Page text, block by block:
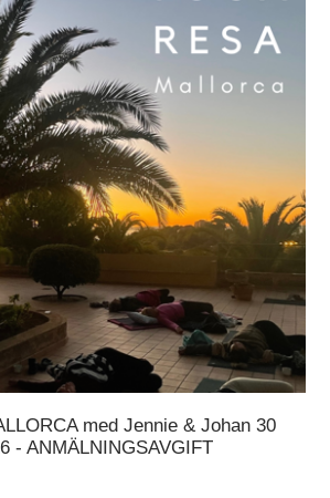
med Jennie & Johan 30
- ANMÄLNINGSAVGIFT